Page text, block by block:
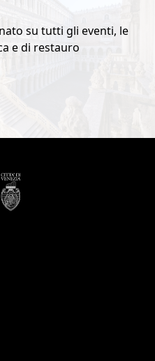
su tutti gli eventi, le
e di restauro